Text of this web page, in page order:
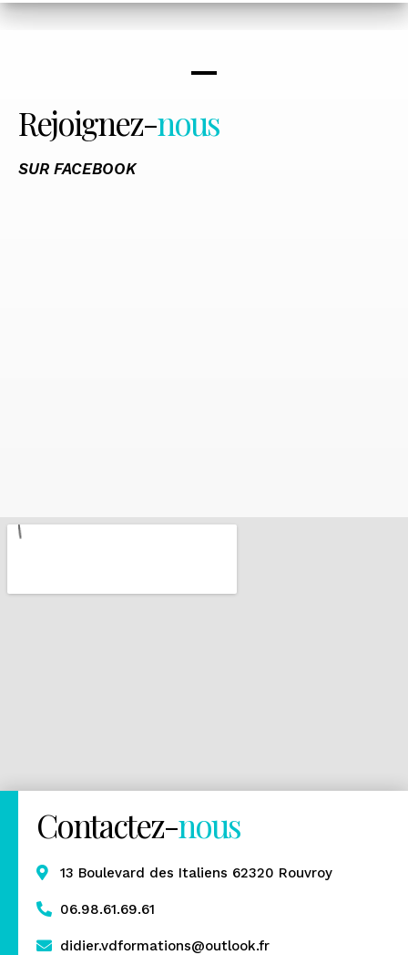
Rejoignez-nous
SUR FACEBOOK
Contactez-nous
13 Boulevard des Italiens 62320 Rouvroy
06.98.61.69.61
didier.vdformations@outlook.fr